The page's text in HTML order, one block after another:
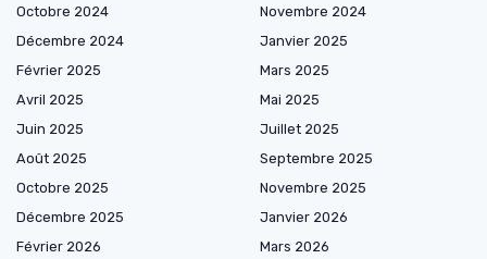
Octobre 2024
Novembre 2024
Décembre 2024
Janvier 2025
Février 2025
Mars 2025
Avril 2025
Mai 2025
Juin 2025
Juillet 2025
Août 2025
Septembre 2025
Octobre 2025
Novembre 2025
Décembre 2025
Janvier 2026
Février 2026
Mars 2026